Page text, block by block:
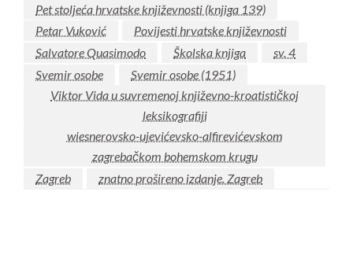
Pet stoljeća hrvatske književnosti (knjiga 139)
Petar Vuković
Povijesti hrvatske književnosti
Salvatore Quasimodo
Školska knjiga
sv. 4
Svemir osobe
Svemir osobe (1951)
Viktor Vida u suvremenoj književno-kroatističkoj
leksikografiji
wiesnerovsko-ujevićevsko-alfirevićevskom
zagrebačkom bohemskom krugu
Zagreb
znatno prošireno izdanje. Zagreb